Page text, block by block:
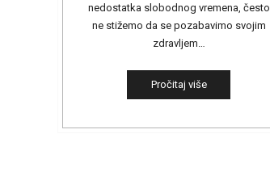
nedostatka slobodnog vremena, često
ne stižemo da se pozabavimo svojim
zdravljem…
Pročitaj više